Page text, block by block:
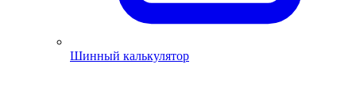
Шинный калькулятор